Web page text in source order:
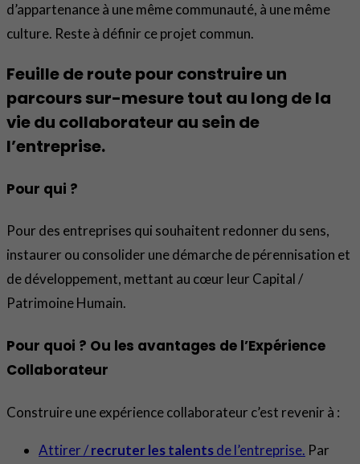
d’appartenance à une même communauté, à une même
culture. Reste à définir ce projet commun.
Feuille de route pour construire un
parcours sur-mesure tout au long de la
vie du collaborateur au sein de
l’entreprise.
Pour qui ?
Pour des entreprises qui souhaitent redonner du sens,
instaurer ou consolider une démarche de pérennisation et
de développement, mettant au cœur leur Capital /
Patrimoine Humain.
Pour quoi ? Ou les avantages de l’Expérience
Collaborateur
Construire une expérience collaborateur c’est revenir à :
Attirer /recruter les talentsde l’entreprise. Par